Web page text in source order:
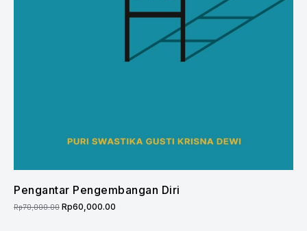
Pengantar Pengembangan Diri
Rp70,000.00 Rp60,000.00